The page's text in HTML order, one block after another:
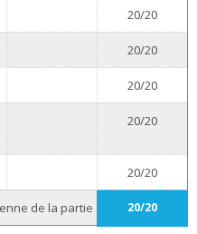
20/20
20/20
20/20
20/20
20/20
de la partie 20/20